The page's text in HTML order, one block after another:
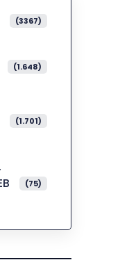
(3367)
(1.648)
(1.701)
(75)